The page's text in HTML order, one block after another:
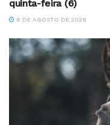
quinta-feira (6)
6 DE AGOSTO DE 2026